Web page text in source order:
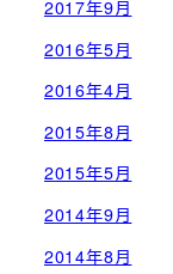
2017年9月
2016年5月
2016年4月
2015年8月
2015年5月
2014年9月
2014年8月